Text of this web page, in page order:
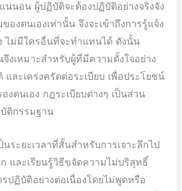
แน่นอน ผู้ปฏิบัติจะต้องปฏิบัติอย่างจริงจัง
องตนเองเท่านั้น จึงจะเข้าถึงการรู้แจ้ง
ไม่มีใครอื่นที่จะทำแทนได้ ดังนั้น
งเหมาะสำหรับผู้ที่มีความตั้งใจอย่าง
และเคร่งครัดต่อระเบียบ เพื่อประโยชน์
งตนเอง กฎระเบียบต่างๆ เป็นส่วน
ติกรรมฐาน
ระยะเวลาที่สั้นสำหรับการเจาะลึกไป
และเรียนรู้วิธีขจัดความไม่บริสุทธิ์
ปฏิบัติอย่างต่อเนื่องโดยไม่พูดหรือ